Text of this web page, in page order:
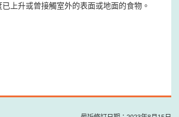
上升或曾接觸室外的表面或地面的食物。